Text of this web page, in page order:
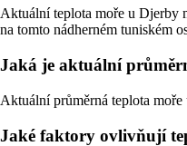
Aktuální teplota moře u Djerby
na tomto nádherném tuniském
Jaká je aktuální
Aktuální průměrná teplota
Jaké faktory ovlivňují